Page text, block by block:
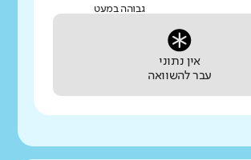
גבוהה במעט
אין נתוני
עבר להשוואה